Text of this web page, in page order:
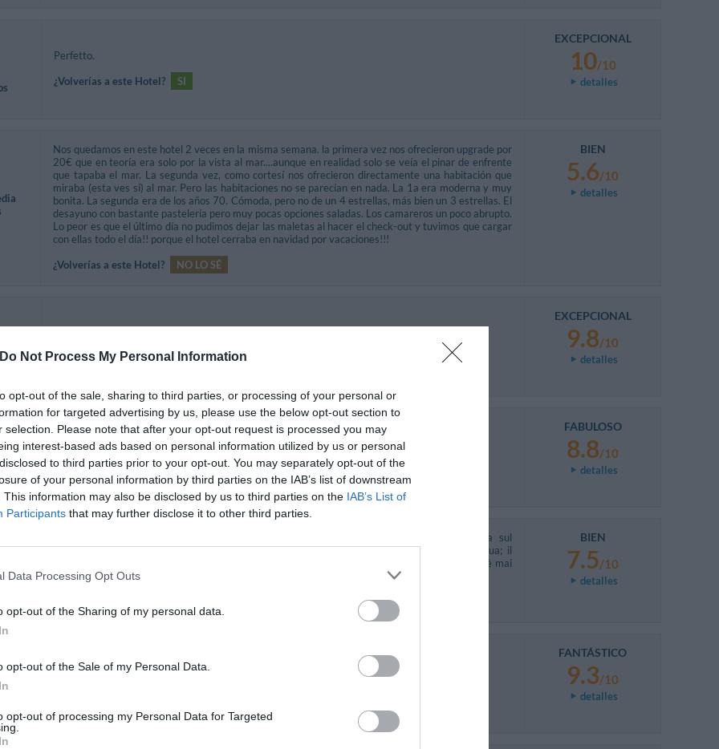
Do Not Process My Personal Information
opt-out of the sale, sharing to third parties, or processing of your personal or
for targeted advertising by us, please use the below opt-out section to
selection. Please note that after your opt-out request is processed you may
interest-based ads based on personal information utilized by us or personal
to third parties prior to your opt-out. You may separately opt-out of the
of your personal information by third parties on the IAB’s list of downstream
This information may also be disclosed by us to third parties on the IAB’s List of
Participants that may further disclose it to other third parties.
Data Processing Opt Outs
opt-out of the Sharing of my personal data.
opt-out of the Sale of my Personal Data.
opt-out of processing my Personal Data for Targeted
Perfetto.
¿Volverías a este Hotel?
SI
EXCEPCIONAL
10/10
detalles
Nos quedamos en este hotel 2 veces en la misma semana. la primera vez nos ofrecieron upgrade por
20€ que en teoría era solo por la vista al mar....aunque en realidad solo se veía el pinar de enfrente
que tapaba el mar. La segunda vez, como cortesí nos ofrecieron directamente una habitación que
miraba (esta ves sí) al mar. Pero las habitaciones no se parecían en nada. La 1a era moderna y muy
bonita. La segunda era de los años 70. Cómoda, pero no de un 4 estrellas, más bien un 3 estrellas. El
desayuno con bastante pastelería pero muy pocas opciones saladas. Los camareros un poco abrupto.
Lo peor es que el último día no pudimos dejar las maletas al hacer el check-out y tuvimos que cargar
con ellas todo el día!! porque el hotel cerraba en navidad por vacaciones!!!
¿Volverías a este Hotel?
NO LO SÉ
BIEN
5.6/10
detalles
EXCEPCIONAL
9.8/10
detalles
¿Volverías a este Hotel?
FABULOSO
8.8/10
detalles
Devo purtroppo segnalare: il condizionatore in camera era non funzionante e gocciolava sul
pavimento al punto da richiedere un asciugamano disteso al di sotto per raccogliere l'acqua; il
frigorifero era non funzionante; ho ordinato una bottiglia di acqua minerale in camera che non è mai
arrivata, ho trovato nel frigo una bottiglia di acqua aperta.
BIEN
7.5/10
detalles
Superiore alle aspettative.
FANTÁSTICO
9.3/10
detalles